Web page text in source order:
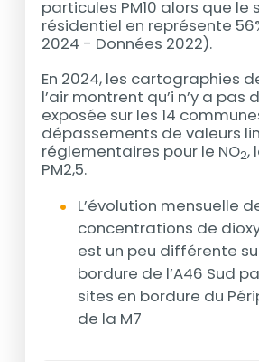
particules PM10 alors que le
résidentiel en représente
2024 - Données 2022).
En 2024, les cartographies
l’air montrent qu’i n’y a pas
exposée sur les 14
dépassements de valeurs
réglementaires pour le NO2,
PM2,5.
L’évolution mensuelle
concentrations de
est un peu différente
bordure de l’A46 Sud
sites en bordure du
de la M7